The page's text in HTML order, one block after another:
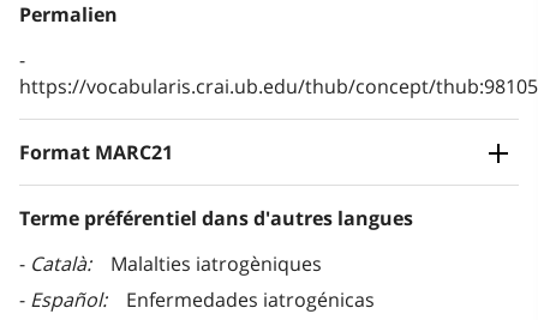
Permalien
https://vocabularis.crai.ub.edu/thub/concept/
Format MARC21
Terme préférentiel dans d'autres langues
Català
Malalties iatrogèniques
Español
Enfermedades iatrogénicas